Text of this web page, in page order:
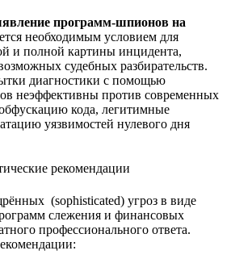
программ-шпионов на
необходимым условием для
и полной картины инцидента,
судебных разбирательств.
диагностики с помощью
неэффективны против современных
кода, легитимные
уязвимостей нулевого дня
рекомендации
(sophisticated) угроз в виде
слежения и финансовых
профессионального ответа.